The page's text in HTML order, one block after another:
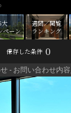
週間／閲覧
ランキング
大
ペーン
保存した条件 0
- お問い合わせ内容